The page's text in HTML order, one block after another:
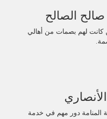
الصالح
كانت لهم بصمات من أهالي
المنامة دور مهم في خدمة